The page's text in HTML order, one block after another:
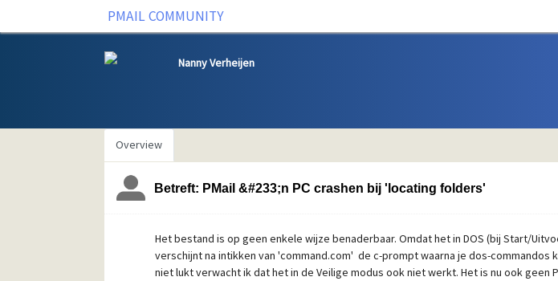
PMAIL COMMUNITY
Nanny Verheijen
Overview
Betreft: PMail &#233;n PC crashen bij 'locating folders'
Het bestand is op geen enkele wijze benaderbaar. Omdat het in DOS (bij Start/
verschijnt na intikken van 'command.com' de c-prompt waarna je dos-commandos
niet lukt verwacht ik dat het in de Veilige modus ook niet werkt. Het is nu ook geen